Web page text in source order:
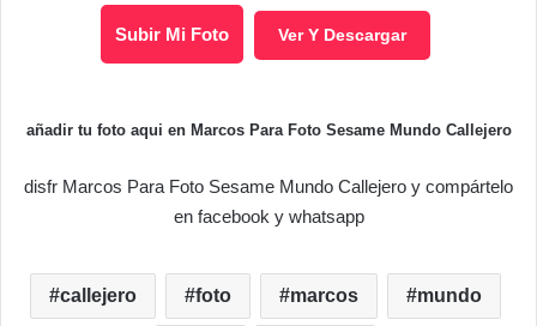
Subir Mi Foto Ver Y Descargar
añadir tu foto aqui en Marcos Para Foto Sesame Mundo Callejero
disfr Marcos Para Foto Sesame Mundo Callejero y compártelo
en facebook y whatsapp
callejero foto marcos mundo